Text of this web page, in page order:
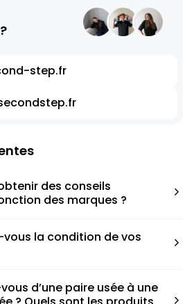
step.fr
des conseils
des marques ?
appropriée, que ce soit une taille
ou correspondant à votre taille
la condition de vos
chaque paire.
d’une paire usée à une